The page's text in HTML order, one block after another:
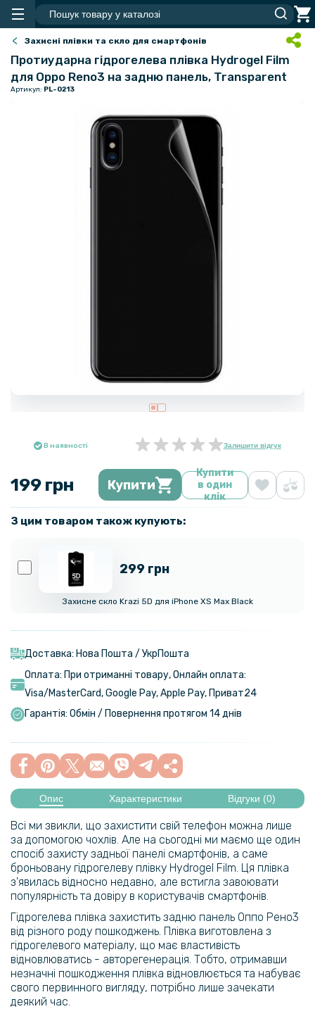
Захисні плівки та скло для смартфонів
Протиударна гідрогелева плівка Hydrogel Film
для Oppo Reno3 на задню панель, Transparent
Артикул: PL-0213
В наявності Залишити відгук
199 грн Купити
Купити
в один
клік
З цим товаром також купують:
299 грн
Захисне скло Krazi 5D для iPhone XS Max Black
Доставка: Нова Пошта / УкрПошта
Оплата: При отриманні товару, Онлайн оплата:
Visa/MasterСard, Google Pay, Apple Pay, Приват24
Гарантія: Обмін / Повернення протягом 14 днів
Опис Характеристики Відгуки (0)
Всі ми звикли, що захистити свій телефон можна лише
за допомогою чохлів. Але на сьогодні ми маємо ще один
спосіб захисту задньої панелі смартфонів, а саме
броньовану гідрогелеву плівку Hydrogel Film. Ця плівка
з'явилась відносно недавно, але встигла завоювати
популярність та довіру в користувачів смартфонів.
Гідрогелева плівка захистить задню панель Оппо Рено3
від різного роду пошкоджень. Плівка виготовлена з
гідрогелевого матеріалу, що має властивість
відновлюватись - авторегенерація. Тобто, отримавши
незначні пошкодження плівка відновлюється та набуває
свого первинного вигляду, потрібно лише зачекати
деякий час.